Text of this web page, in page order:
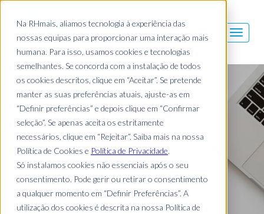
Na RHmais, aliamos tecnologia à experiência das
nossas equipas para proporcionar uma interação mais
humana. Para isso, usamos cookies e tecnologias
semelhantes. Se concorda com a instalação de todos
os cookies descritos, clique em “Aceitar”. Se pretende
manter as suas preferências atuais, ajuste-as em
“Definir preferências” e depois clique em “Confirmar
seleção”. Se apenas aceita os estritamente
necessários, clique em “Rejeitar”. Saiba mais na nossa
Política de Cookies e Política de Privacidade.
Só instalamos cookies não essenciais após o seu
consentimento. Pode gerir ou retirar o consentimento
a qualquer momento em “Definir Preferências”. A
utilização dos cookies é descrita na nossa Política de
Blog Mais